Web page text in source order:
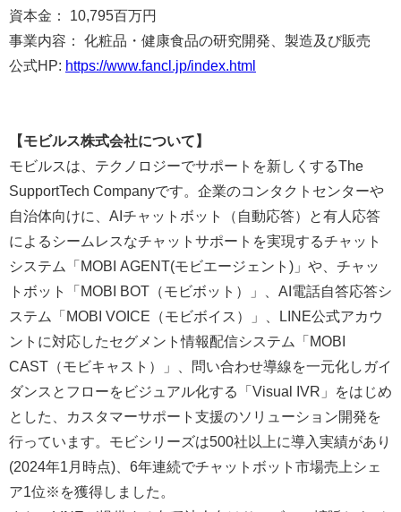
資本金： 10,795百万円
事業内容： 化粧品・健康食品の研究開発、製造及び販売
公式HP: https://www.fancl.jp/index.html
【モビルス株式会社について】
モビルスは、テクノロジーでサポートを新しくするThe
SupportTech Companyです。企業のコンタクトセンターや
自治体向けに、AIチャットボット（自動応答）と有人応答
によるシームレスなチャットサポートを実現するチャット
システム「MOBI AGENT(モビエージェント)」や、チャッ
トボット「MOBI BOT（モビボット）」、AI電話自答応答シ
ステム「MOBI VOICE（モビボイス）」、LINE公式アカウ
ントに対応したセグメント情報配信システム「MOBI
CAST（モビキャスト）」、問い合わせ導線を一元化しガイ
ダンスとフローをビジュアル化する「Visual IVR」をはじめ
とした、カスタマーサポート支援のソリューション開発を
行っています。モビシリーズは500社以上に導入実績があり
(2024年1月時点)、6年連続でチャットボット市場売上シェ
ア1位※を獲得しました。